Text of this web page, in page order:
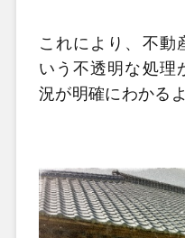
これにより、不動
いう不透明な処理
況が明確にわかる